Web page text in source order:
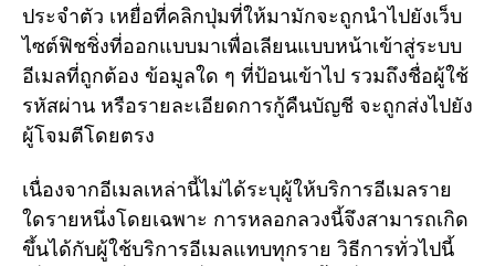
ประจำตัว เหยื่อที่คลิกปุ่มที่ให้มามักจะถูกนำไปยังเว็บ
ไซต์ฟิชชิ่งที่ออกแบบมาเพื่อเลียนแบบหน้าเข้าสู่ระบบ
อีเมลที่ถูกต้อง ข้อมูลใด ๆ ที่ป้อนเข้าไป รวมถึงชื่อผู้ใช้
รหัสผ่าน หรือรายละเอียดการกู้คืนบัญชี จะถูกส่งไปยัง
ผู้โจมตีโดยตรง
เนื่องจากอีเมลเหล่านี้ไม่ได้ระบุผู้ให้บริการอีเมลราย
ใดรายหนึ่งโดยเฉพาะ การหลอกลวงนี้จึงสามารถเกิด
ขึ้นได้กับผู้ใช้บริการอีเมลแทบทุกราย วิธีการทั่วไปนี้